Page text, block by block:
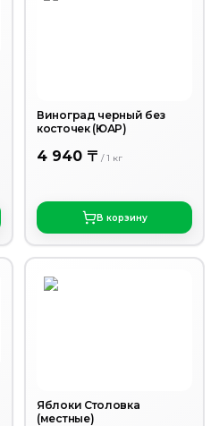
Виноград черный без
косточек (ЮАР)
4 940 〒 /1 кг
В корзину
Яблоки Столовка
(местные)